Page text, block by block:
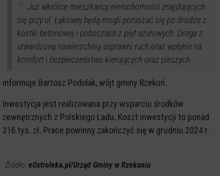
Już wkrótce mieszkańcy nieruchomości znajdujących
się przy ul. Łąkowej będą mogli poruszać się po drodze z
kostki betonowej i poboczach z płyt ażurowych. Droga z
utwardzoną nawierzchnią usprawni ruch oraz wpłynie na
komfort i bezpieczeństwo kierujących oraz pieszych.
informuje Bartosz Podolak, wójt gminy Rzekuń.
Inwestycja jest realizowana przy wsparciu środków
zewnętrznych z Polskiego Ładu. Koszt inwestycji to ponad
216 tys. zł. Prace powinny zakończyć się w grudniu 2024 r.
Źródło: eOstroleka.pl/Urząd Gminy w Rzekuniu